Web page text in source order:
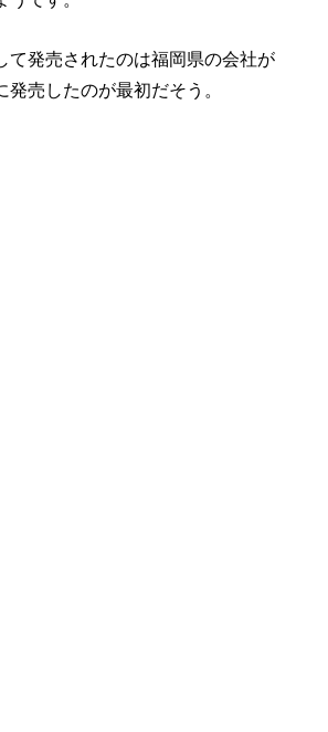
て発売されたのは福岡県の会社が
売したのが最初だそう。